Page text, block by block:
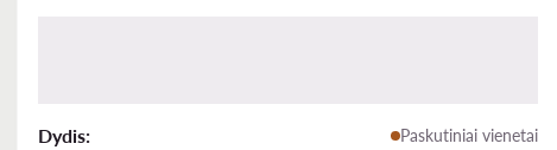
Dydis: Paskutiniai vienetai